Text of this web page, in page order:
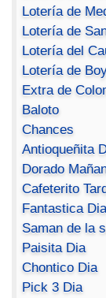
Lotería de
Lotería de
Lotería del
Lotería de
Extra de
Baloto
Chances
Antioqueñita
Dorado
Cafeterito
Fantastica Dia
Saman de la
Paisita Dia
Chontico Dia
Pick 3 Dia